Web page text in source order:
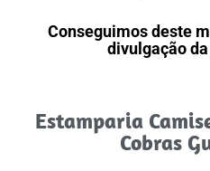
Conseguimos deste
divulgação
Estamparia
Cobras